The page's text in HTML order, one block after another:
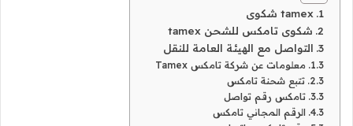
tamex شكوى
شكوى تامكس للشحن tamex
التواصل مع الهيئة العامة للنقل
معلومات عن شركة تامكس Tamex
تتبع شحنة تامكس
تامكس رقم تواصل
الرقم المجاني تامكس